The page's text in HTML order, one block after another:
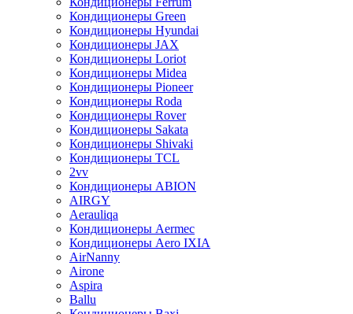
Кондиционеры Green
Кондиционеры Hyundai
Кондиционеры JAX
Кондиционеры Loriot
Кондиционеры Midea
Кондиционеры Pioneer
Кондиционеры Roda
Кондиционеры Rover
Кондиционеры Sakata
Кондиционеры Shivaki
Кондиционеры TCL
2vv
Кондиционеры ABION
AIRGY
Aerauliqa
Кондиционеры Aermec
Кондиционеры Aero IXIA
AirNanny
Airone
Aspira
Ballu